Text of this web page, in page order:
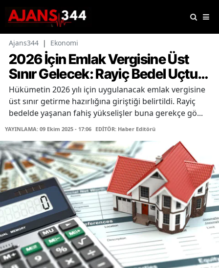
Ajans344 | Ekonomi
2026 İçin Emlak Vergisine Üst
Sınır Gelecek: Rayiç Bedel Uçtu…
Hükümetin 2026 yılı için uygulanacak emlak vergisine
üst sınır getirme hazırlığına giriştiği belirtildi. Rayiç
bedelde yaşanan fahiş yükselişler buna gerekçe gö...
YAYINLAMA: 09 Ekim 2025 - 17:06 EDİTÖR: Haber Editörü